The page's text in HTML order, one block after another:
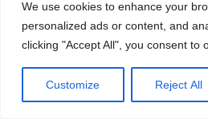
We use cookies to enhance your
personalized ads or content, and
clicking "Accept All", you consent to
Customize Reject All
Rome Project Santorini Project
chance contre les machines.
but de comprendre comment
d’argent en ligne.